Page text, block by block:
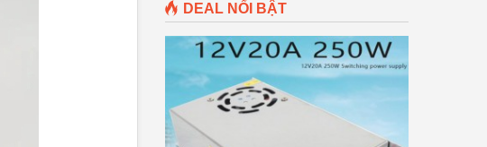
DEAL NỔI BẬT